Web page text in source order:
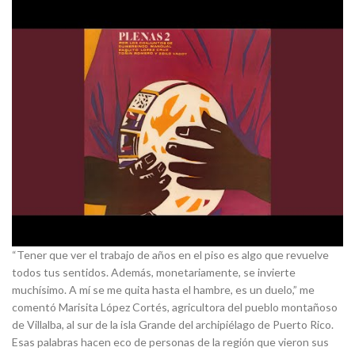
“Tener que ver el trabajo de años en el piso es algo que revuelve
todos tus sentidos. Además, monetariamente, se invierte
muchísimo. A mí se me quita hasta el hambre, es un duelo,” me
comentó Marisita López Cortés, agricultora del pueblo montañoso
de Villalba, al sur de la isla Grande del archipiélago de Puerto Rico.
Esas palabras hacen eco de personas de la región que vieron sus